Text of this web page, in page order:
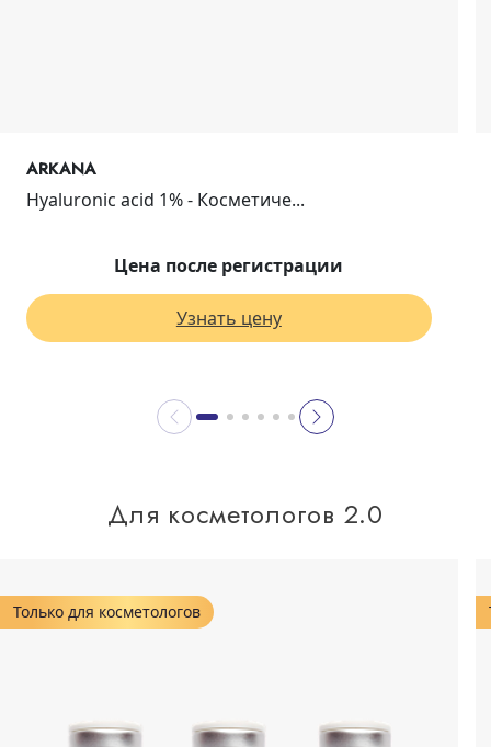
ARKANA
Hyaluronic acid 1% - Косметиче...
Цена после регистрации
Узнать цену
Для косметологов 2.0
Только для косметологов